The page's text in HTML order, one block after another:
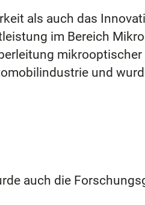
als auch das
im Bereich
und
auch die